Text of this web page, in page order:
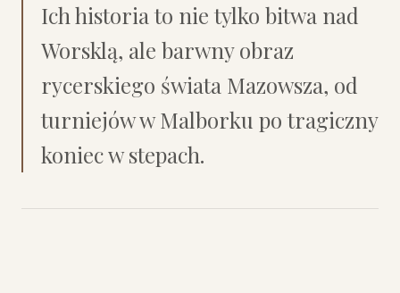
Ich historia to nie tylko bitwa nad
Worsklą, ale barwny obraz
rycerskiego świata Mazowsza, od
turniejów w Malborku po tragiczny
koniec w stepach.